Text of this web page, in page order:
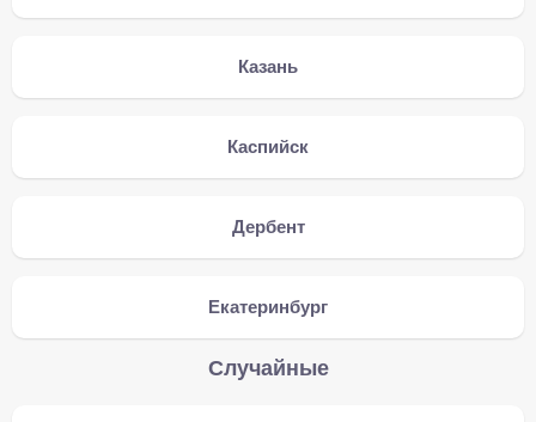
Казань
Каспийск
Дербент
Екатеринбург
Случайные